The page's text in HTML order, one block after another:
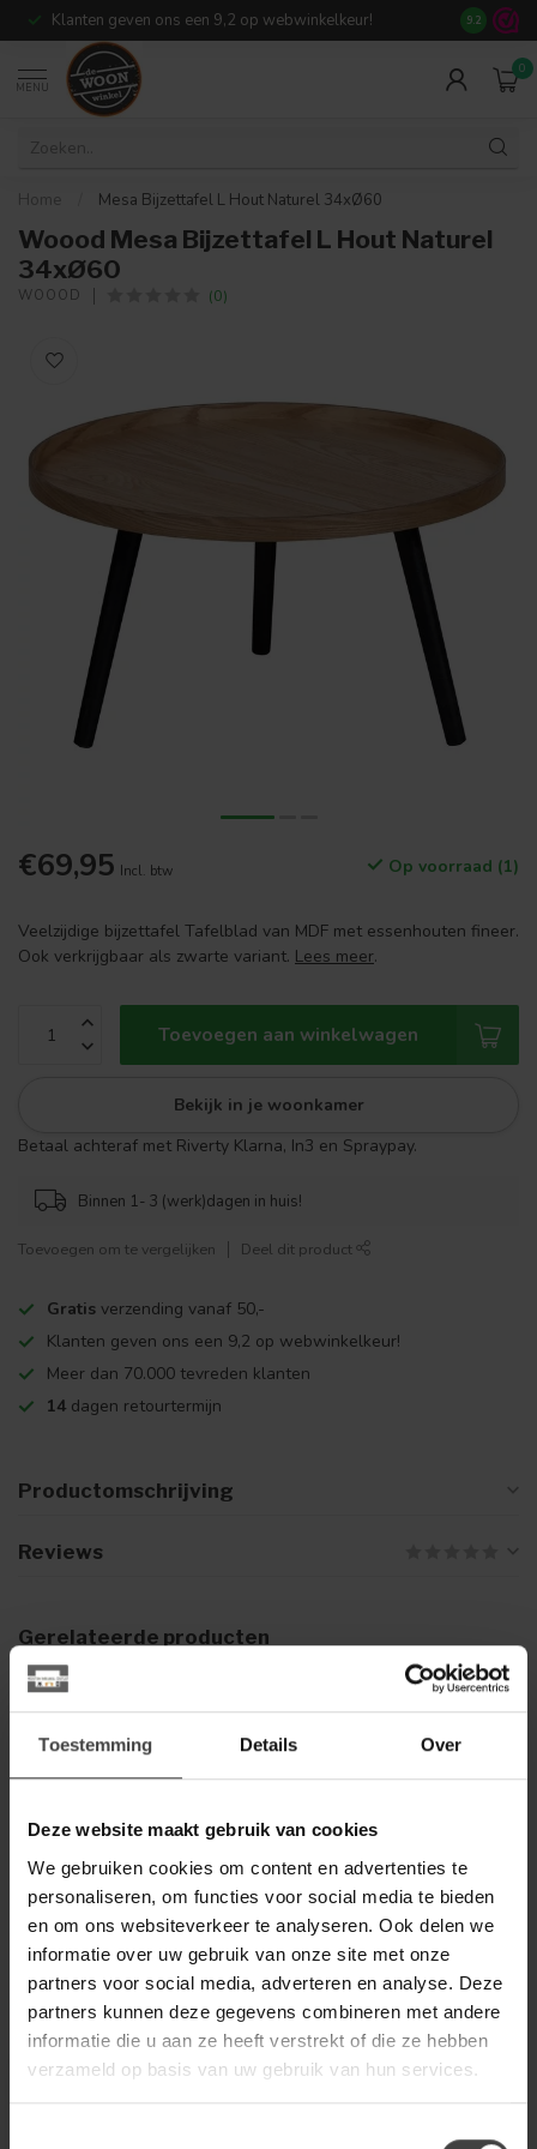
Toestemming Details Over
Deze website maakt gebruik van cookies
We gebruiken cookies om content en advertenties te
personaliseren, om functies voor social media te bieden
en om ons websiteverkeer te analyseren. Ook delen we
informatie over uw gebruik van onze site met onze
partners voor social media, adverteren en analyse. Deze
partners kunnen deze gegevens combineren met andere
informatie die u aan ze heeft verstrekt of die ze hebben
verzameld op basis van uw gebruik van hun services.
Klanten geven ons een 9,2 op webwinkelkeur! Meer dan
9.2
MENU
0
Home Mesa Bijzettafel L Hout Naturel 34xØ60
Woood Mesa Bijzettafel L Hout Naturel
34xØ60
WOOOD (0)
€69,95 Incl. btw Op voorraad (1)
Veelzijdige bijzettafel Tafelblad van MDF met essenhouten fineer.
Ook verkrijgbaar als zwarte variant. Lees meer.
Toevoegen aan winkelwagen
Bekijk in je woonkamer
Betaal achteraf met Riverty Klarna, In3 en Spraypay.
Binnen 1- 3 (werk)dagen in huis!
Toevoegen om te vergelijken Deel dit product
Gratis verzending vanaf 50,-
Klanten geven ons een 9,2 op webwinkelkeur!
Meer dan 70.000 tevreden klanten
14 dagen retourtermijn
Productomschrijving
Reviews
Gerelateerde producten
Hout Naturel 45xØ45 €49,95
Heb je een vraag over dit product?
Of heb je hulp nodig bij de bestelling? Neem gerust contact
op met onze klantenservice info@dewoonwinkel.nlof
224 850 926. We helpen je graag.
Recent bekeken